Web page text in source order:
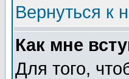
Вернуться к
Как мне
Для того,